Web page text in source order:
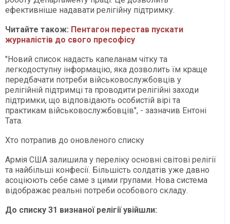
ефективніше надавати релігійну підтримку.
Читайте також: Пентагон перестав пускати
журналістів до свого пресофісу
"Новий список надасть капеланам чітку та
легкодоступну інформацію, яка дозволить їм краще
передбачати потреби військовослужбовців у
релігійній підтримці та проводити релігійні заходи
підтримки, що відповідають особистій вірі та
практикам військовослужбовців", - зазначив Ентоні
Тата.
Хто потрапив до оновленого списку
Армія США залишила у переліку основні світові релігії
та найбільші конфесії. Більшість солдатів уже давно
асоціюють себе саме з цими групами. Нова система
відображає реальні потреби особового складу.
До списку 31 визнаної релігії увійшли: